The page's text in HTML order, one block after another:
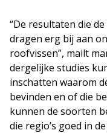
“De resultaten die
dragen erg bij aan
roofvissen”, mailt
dergelijke studies
inschatten waarom
bevinden en of die
kunnen de soorten
die regio’s goed in